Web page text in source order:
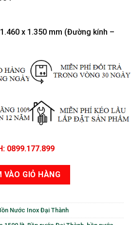
x 1.350 mm (Đường kính –
0899.177.899
Đại Thành số lượng
VÀO GIỎ HÀNG
Nước Inox Đại Thành